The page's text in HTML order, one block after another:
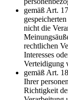
gemäß Art.
nicht die
rechtlichen
Interesses
Verteidigung
gemäß Art.
Ihrer
Richtigkeit